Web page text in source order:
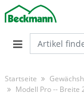
Startseite
Modell Pro -- Breite